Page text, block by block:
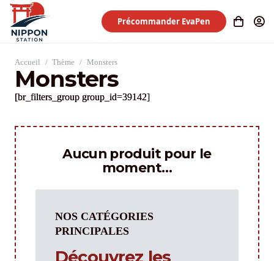
Précommander EvaPen
Accueil / Thème / Monsters
Monsters
[br_filters_group group_id=39142]
Aucun produit pour le
moment…
NOS CATÉGORIES
PRINCIPALES